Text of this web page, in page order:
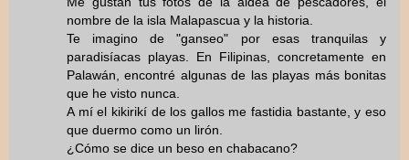
nombre de la isla Malapascua y la historia.
Te imagino de "ganseo" por esas tranquilas y
paradisíacas playas. En Filipinas, concretamente en
Palawán, encontré algunas de las playas más bonitas
que he visto nunca.
A mí el kikirikí de los gallos me fastidia bastante, y eso
que duermo como un lirón.
¿Cómo se dice un beso en chabacano?